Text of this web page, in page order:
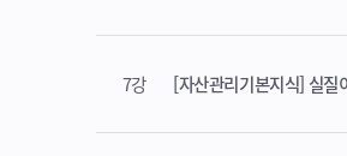
7강 [자산관리기본지식] 실질